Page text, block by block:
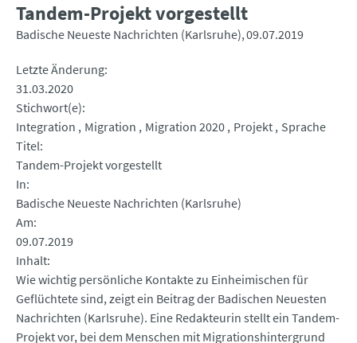
Tandem-Projekt vorgestellt
Badische Neueste Nachrichten (Karlsruhe) 09.07.2019
Letzte Änderung
31.03.2020
Stichwort(e)
Integration
Migration Migration 2020 Projekt Sprache
Titel
Tandem-Projekt vorgestellt
In
Badische Neueste Nachrichten (Karlsruhe)
Am
09.07.2019
Inhalt
Wie wichtig persönliche Kontakte zu Einheimischen für
Geflüchtete sind, zeigt ein Beitrag der Badischen Neuesten
Nachrichten (Karlsruhe). Eine Redakteurin stellt ein Tandem-
Projekt vor, bei dem Menschen mit Migrationshintergrund